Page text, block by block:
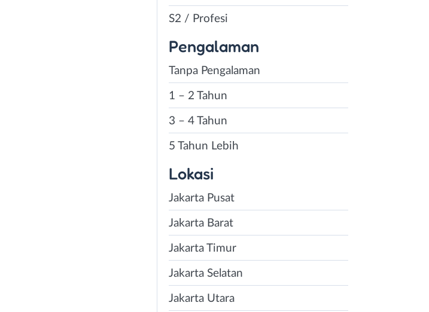
S2 / Profesi
Pengalaman
Tanpa Pengalaman
1 – 2 Tahun
3 – 4 Tahun
5 Tahun Lebih
Lokasi
Jakarta Pusat
Jakarta Barat
Jakarta Timur
Jakarta Selatan
Jakarta Utara